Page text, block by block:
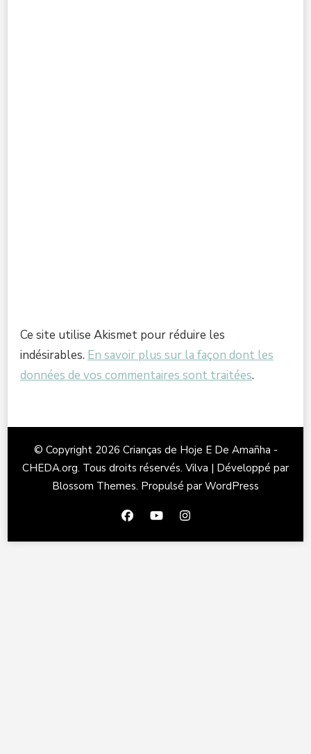
Ce site utilise Akismet pour réduire les
indésirables. En savoir plus sur la façon dont les
données de vos commentaires sont traitées.
© Copyright 2026 Crianças de Hoje E De Amañha -
CHEDA.org. Tous droits réservés. Vilva | Développé par
Blossom Themes. Propulsé par WordPress